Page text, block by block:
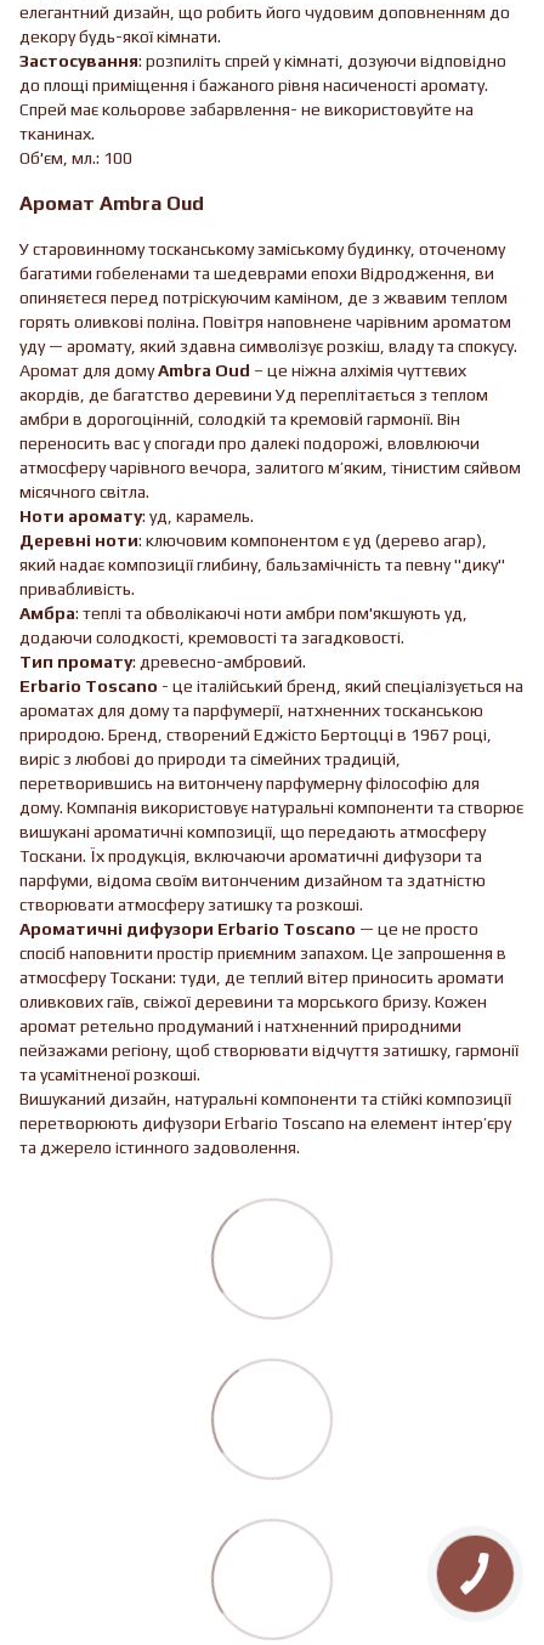
елегантний дизайн, що робить його чудовим доповненням до
декору будь-якої кімнати.
Застосування: розпиліть спрей у кімнаті, дозуючи відповідно
до площі приміщення і бажаного рівня насиченості аромату.
Спрей має кольорове забарвлення- не використовуйте на
тканинах.
Об'єм, мл.: 100
Аромат Ambra Oud
У старовинному тосканському заміському будинку, оточеному
багатими гобеленами та шедеврами епохи Відродження, ви
опиняєтеся перед потріскуючим каміном, де з жвавим теплом
горять оливкові поліна. Повітря наповнене чарівним ароматом
уду — аромату, який здавна символізує розкіш, владу та спокусу.
Аромат для домуAmbra Oud – це ніжна алхімія чуттєвих
акордів, де багатство деревини Уд переплітається з теплом
амбри в дорогоцінній, солодкій та кремовій гармонії. Він
переносить вас у спогади про далекі подорожі, вловлюючи
атмосферу чарівного вечора, залитого м’яким, тінистим сяйвом
місячного світла.
Ноти аромату: уд, карамель.
Деревні ноти: ключовим компонентом є уд (дерево агар),
який надає композиції глибину, бальзамічність та певну "дику"
привабливість.
Амбра: теплі та обволікаючі ноти амбри пом'якшують уд,
додаючи солодкості, кремовості та загадковості.
Тип промату: древесно-амбровий.
Erbario Toscano - це італійський бренд, який спеціалізується на
ароматах для дому та парфумерії, натхненних тосканською
природою. Бренд, створений Еджісто Бертоцці в 1967 році,
виріс з любові до природи та сімейних традицій,
перетворившись на витончену парфумерну філософію для
дому. Компанія використовує натуральні компоненти та створює
вишукані ароматичні композиції, що передають атмосферу
Тоскани. Їх продукція, включаючи ароматичні дифузори та
парфуми, відома своїм витонченим дизайном та здатністю
створювати атмосферу затишку та розкоші.
Ароматичні дифузори Erbario Toscano — це не просто
спосіб наповнити простір приємним запахом. Це запрошення в
атмосферу Тоскани: туди, де теплий вітер приносить аромати
оливкових гаїв, свіжої деревини та морського бризу. Кожен
аромат ретельно продуманий і натхненний природними
пейзажами регіону, щоб створювати відчуття затишку, гармонії
та усамітненої розкоші.
Вишуканий дизайн, натуральні компоненти та стійкі композиції
перетворюють дифузори Erbario Toscano на елемент інтер’єру
та джерело істинного задоволення.